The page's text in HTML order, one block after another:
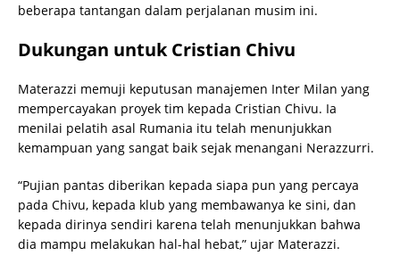
beberapa tantangan dalam perjalanan musim ini.
Dukungan untuk Cristian Chivu
Materazzi memuji keputusan manajemen Inter Milan yang
mempercayakan proyek tim kepada Cristian Chivu. Ia
menilai pelatih asal Rumania itu telah menunjukkan
kemampuan yang sangat baik sejak menangani Nerazzurri.
“Pujian pantas diberikan kepada siapa pun yang percaya
pada Chivu, kepada klub yang membawanya ke sini, dan
kepada dirinya sendiri karena telah menunjukkan bahwa
dia mampu melakukan hal-hal hebat,” ujar Materazzi.